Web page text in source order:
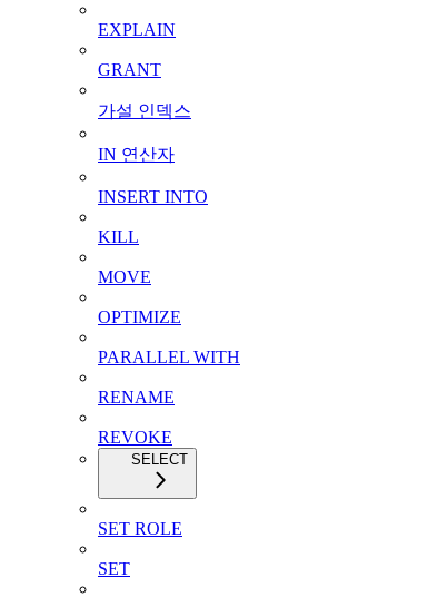
EXPLAIN
GRANT
가설 인덱스
IN 연산자
INSERT INTO
KILL
MOVE
OPTIMIZE
PARALLEL WITH
RENAME
REVOKE
SELECT
SET ROLE
SET